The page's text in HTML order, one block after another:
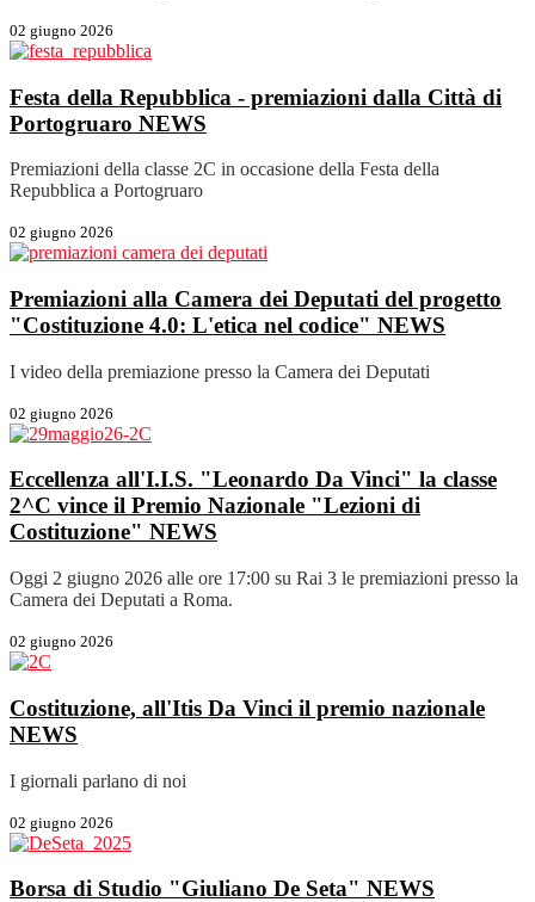
02 giugno 2026
Festa della Repubblica - premiazioni dalla Città di
Portogruaro NEWS
Premiazioni della classe 2C in occasione della Festa della
Repubblica a Portogruaro
02 giugno 2026
Premiazioni alla Camera dei Deputati del progetto
"Costituzione 4.0: L'etica nel codice" NEWS
I video della premiazione presso la Camera dei Deputati
02 giugno 2026
Eccellenza all'I.I.S. "Leonardo Da Vinci" la classe
2^C vince il Premio Nazionale "Lezioni di
Costituzione" NEWS
Oggi 2 giugno 2026 alle ore 17:00 su Rai 3 le premiazioni presso la
Camera dei Deputati a Roma.
02 giugno 2026
Costituzione, all'Itis Da Vinci il premio nazionale
NEWS
I giornali parlano di noi
02 giugno 2026
Borsa di Studio "Giuliano De Seta" NEWS